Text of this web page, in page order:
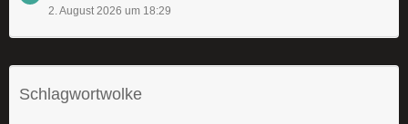
2. August 2026 um 18:29
Schlagwortwolke